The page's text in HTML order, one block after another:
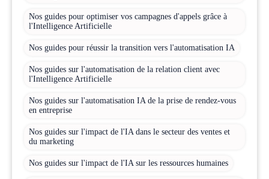
Nos guides pour optimiser vos campagnes d'appels grâce à
l'Intelligence Artificielle
Nos guides pour réussir la transition vers l'automatisation IA
Nos guides sur l'automatisation de la relation client avec
l'Intelligence Artificielle
Nos guides sur l'automatisation IA de la prise de rendez-vous
en entreprise
Nos guides sur l'impact de l'IA dans le secteur des ventes et
du marketing
Nos guides sur l'impact de l'IA sur les ressources humaines